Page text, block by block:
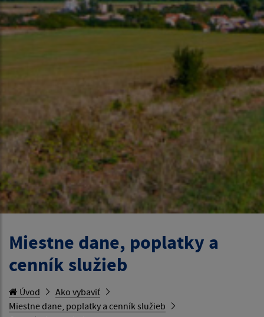
Miestne dane, poplatky a
cenník služieb
Úvod
Ako vybaviť
Miestne dane, poplatky a cenník služieb